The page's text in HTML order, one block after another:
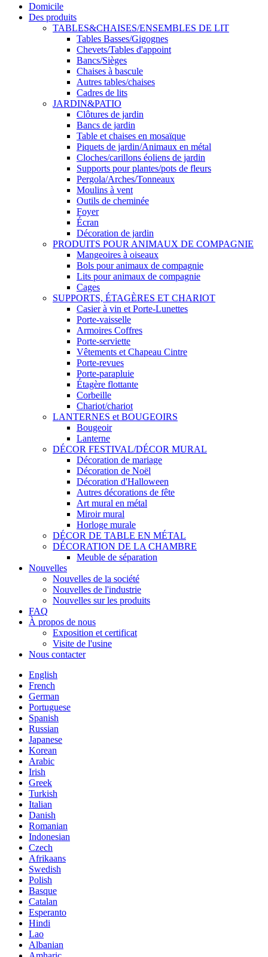
Domicile
Des produits
TABLES&CHAISES/ENSEMBLES DE LIT
Tables Basses/Gigognes
Chevets/Tables d'appoint
Bancs/Sièges
Chaises à bascule
Autres tables/chaises
Cadres de lits
JARDIN&PATIO
Clôtures de jardin
Bancs de jardin
Table et chaises en mosaïque
Piquets de jardin/Animaux en métal
Cloches/carillons éoliens de jardin
Supports pour plantes/pots de fleurs
Pergola/Arches/Tonneaux
Moulins à vent
Outils de cheminée
Foyer
Écran
Décoration de jardin
PRODUITS POUR ANIMAUX DE COMPAGNIE
Mangeoires à oiseaux
Bols pour animaux de compagnie
Lits pour animaux de compagnie
Cages
SUPPORTS, ÉTAGÈRES ET CHARIOT
Casier à vin et Porte-Lunettes
Porte-vaisselle
Armoires Coffres
Porte-serviette
Vêtements et Chapeau Cintre
Porte-revues
Porte-parapluie
Étagère flottante
Corbeille
Chariot/chariot
LANTERNES et BOUGEOIRS
Bougeoir
Lanterne
DÉCOR FESTIVAL/DÉCOR MURAL
Décoration de mariage
Décoration de Noël
Décoration d'Halloween
Autres décorations de fête
Art mural en métal
Miroir mural
Horloge murale
DÉCOR DE TABLE EN MÉTAL
DÉCORATION DE LA CHAMBRE
Meuble de séparation
Nouvelles
Nouvelles de la société
Nouvelles de l'industrie
Nouvelles sur les produits
FAQ
À propos de nous
Exposition et certificat
Visite de l'usine
Nous contacter
English
French
German
Portuguese
Spanish
Russian
Japanese
Korean
Arabic
Irish
Greek
Turkish
Italian
Danish
Romanian
Indonesian
Czech
Afrikaans
Swedish
Polish
Basque
Catalan
Esperanto
Hindi
Lao
Albanian